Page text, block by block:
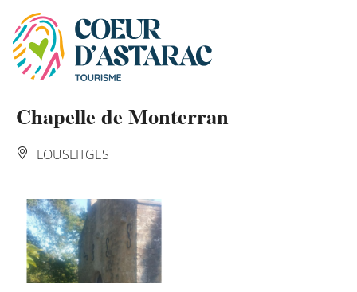
Panneau de gestion des cookies
Chapelle de Monterran
LOUSLITGES